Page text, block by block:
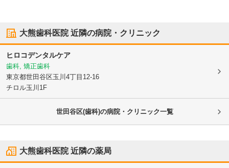
大熊歯科医院近隣の病院・クリニック
ヒロコデンタルケア
歯科, 矯正歯科
東京都世田谷区玉川4丁目12-16
チロル玉川1F
世田谷区(歯科)の病院・クリニック一覧
大熊歯科医院近隣の薬局